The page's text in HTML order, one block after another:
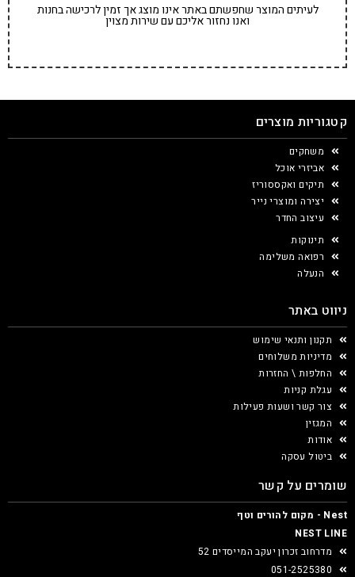
לעיתים המוצר שחפשתם באתר אינו מוצג אך זמין לרכישה בחנות
ואנו נחזור אליכם עם שירות מצוין
קטגוריות מוצרים
משחקים
אביזרי אוכל
תיקים ואקססוריז
יצירה ומוצרי נייר
עיצוב החדר
תינוקות
רפואה משלימה
הנעלה
ניווט באתר
תקנון ותנאי שימוש
מדיניות משלוחים
החלפות \ החזרות
עגלת קניות
צור קשר ושעות פעילות
המגזין
אודות
ביטול עסקה
שומרים על קשר
Nest - מקום להורים וטף
NEST LINE
מדרחוב זכרון יעקב המייסדים 52
051-2525380